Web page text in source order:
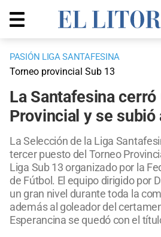
PASIÓN LIGA SANTAFESINA
Torneo provincial Sub 13
La Santafesina cerró
Provincial y se subió
La Selección de la Liga
tercer puesto del Torneo
Liga Sub 13 organizado por la
de Fútbol. El equipo dirigido por
un gran nivel durante toda la
además al goleador del
Esperancina se quedó con el